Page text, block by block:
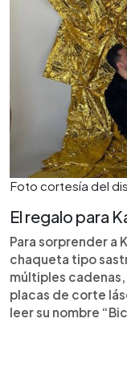
Foto cortesía del
El regalo para
Para sorprender a
chaqueta tipo
múltiples
placas de corte
leer su nombre